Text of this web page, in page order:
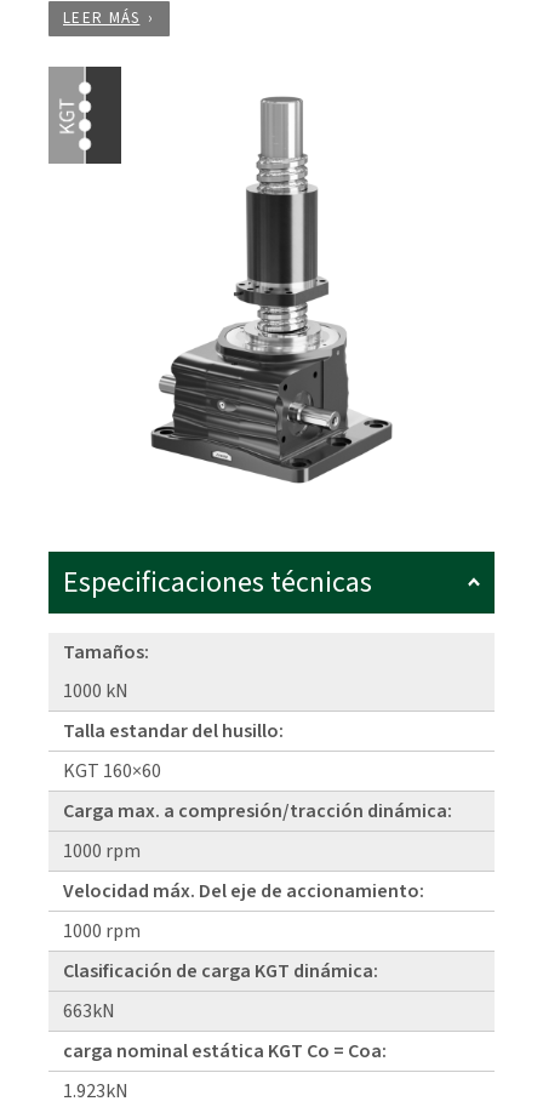
LEER MÁS
Especificaciones técnicas
Tamaños:
1000 kN
Talla estandar del husillo:
KGT 160×60
Carga max. a compresión/tracción dinámica:
1000 rpm
Velocidad máx. Del eje de accionamiento:
1000 rpm
Clasificación de carga KGT dinámica:
663kN
carga nominal estática KGT Co = Coa:
1.923kN